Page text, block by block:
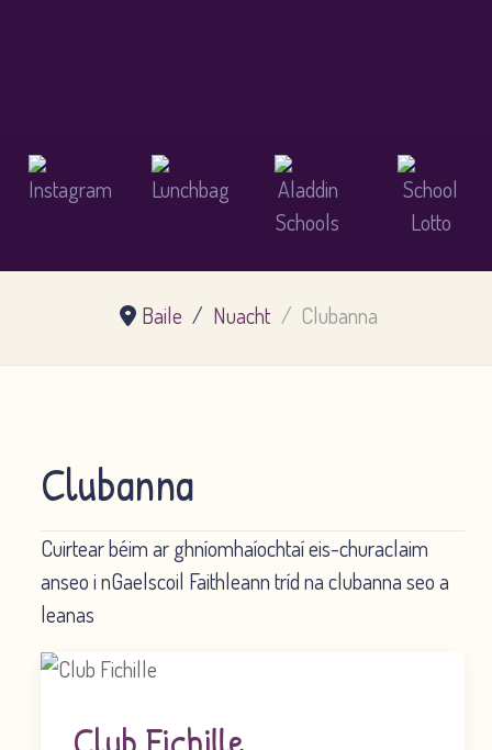
Baile Nuacht Clubanna
Clubanna
Cuirtear béim ar ghníomhaíochtaí eis-churaclaim
anseo i nGaelscoil Faithleann tríd na clubanna seo a
leanas